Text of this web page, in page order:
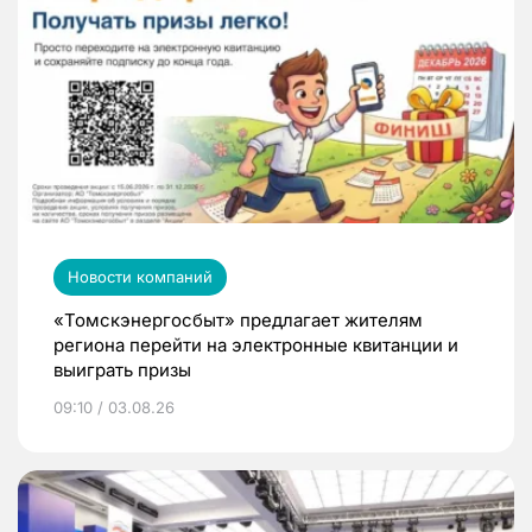
Новости компаний
«Томскэнергосбыт» предлагает жителям
региона перейти на электронные квитанции и
выиграть призы
09:10 / 03.08.26